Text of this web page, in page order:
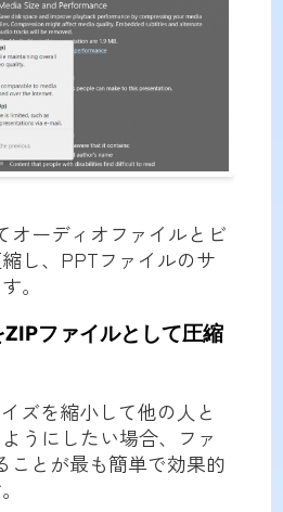
オーディオファイルとビ
し、PPTファイルのサ
。
ファイルとして圧縮
ズを縮小して他の人と
うにしたい場合、ファ
ことが最も簡単で効果的